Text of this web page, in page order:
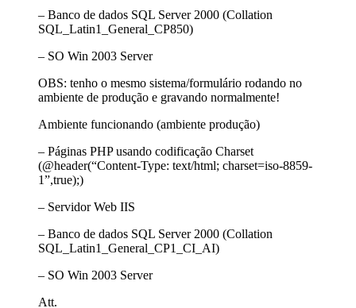
– Banco de dados SQL Server 2000 (Collation
SQL_Latin1_General_CP850)
– SO Win 2003 Server
OBS: tenho o mesmo sistema/formulário rodando no
ambiente de produção e gravando normalmente!
Ambiente funcionando (ambiente produção)
– Páginas PHP usando codificação Charset
(@header(“Content-Type: text/html; charset=iso-8859-
1”,true);)
– Servidor Web IIS
– Banco de dados SQL Server 2000 (Collation
SQL_Latin1_General_CP1_CI_AI)
– SO Win 2003 Server
Att.